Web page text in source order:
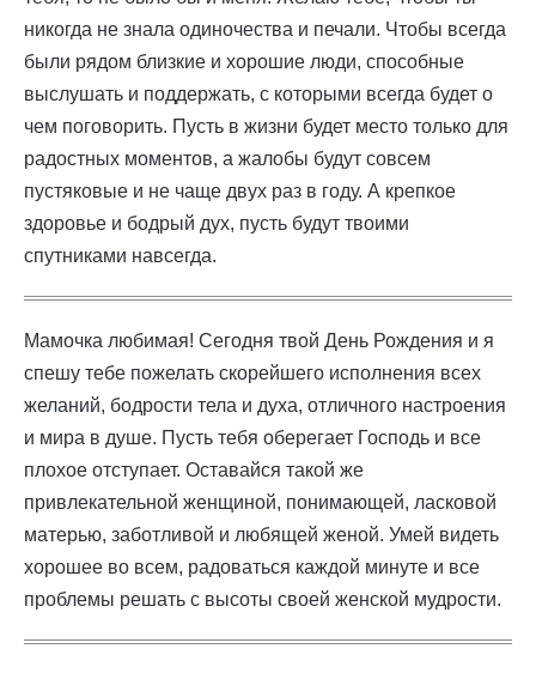
никогда не знала одиночества и печали. Чтобы всегда
были рядом близкие и хорошие люди, способные
выслушать и поддержать, с которыми всегда будет о
чем поговорить. Пусть в жизни будет место только для
радостных моментов, а жалобы будут совсем
пустяковые и не чаще двух раз в году. А крепкое
здоровье и бодрый дух, пусть будут твоими
спутниками навсегда.
Мамочка любимая! Сегодня твой День Рождения и я
спешу тебе пожелать скорейшего исполнения всех
желаний, бодрости тела и духа, отличного настроения
и мира в душе. Пусть тебя оберегает Господь и все
плохое отступает. Оставайся такой же
привлекательной женщиной, понимающей, ласковой
матерью, заботливой и любящей женой. Умей видеть
хорошее во всем, радоваться каждой минуте и все
проблемы решать с высоты своей женской мудрости.